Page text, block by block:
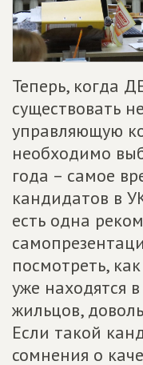
Теперь, когда
существовать
управляющую
необходимо
года – самое
кандидатов в
есть одна
посмотреть,
уже находятся
жильцов,
Если такой
сомнения о